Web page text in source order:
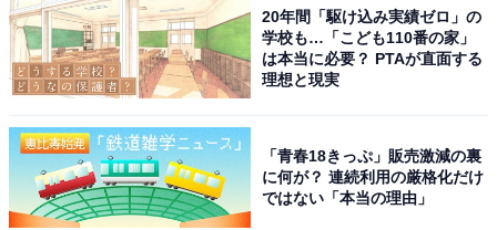
REGZA レグザ テレビ 32S25R (32インチ / ハイビジョン
テレビ/液晶/クリア音声/ダブルチューナー/裏番組録画 /
2025年モデル)
Amazonで見る
REGZA「24V35S」
20年間「駆け込み実績ゼロ」の
学校も…「こども110番の家」
は本当に必要？ PTAが直面する
理想と現実
「青春18きっぷ」販売激減の裏
に何が？ 連続利用の厳格化だけ
ではない「本当の理由」